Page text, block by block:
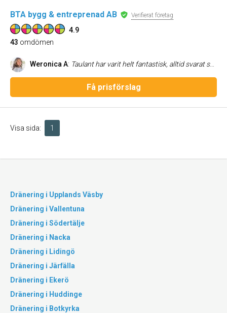
BTA bygg & entreprenad AB Verifierat företag
4.9
43 omdömen
Weronica A: Taulant har varit helt fantastisk, alltid svarat snabbt på sms och samtal, gjort det lilla extra och haft oändligt med tålamod och svarat på tusen frågor. Lite språksvårigheter med andra personer som varit på plats i huset men Taulant har alltid ryckt in och löst saker. Alla har varit tillmötesgående och hjälpt till vid behov, tex tagit emot leveranser till huset när jag inte varit på plats. Jag är jättenöjd och glad över mitt fina badrum.
Få prisförslag
Visa sida: 1
Dränering i Upplands Väsby
Dränering i Vallentuna
Dränering i Södertälje
Dränering i Nacka
Dränering i Lidingö
Dränering i Järfälla
Dränering i Ekerö
Dränering i Huddinge
Dränering i Botkyrka